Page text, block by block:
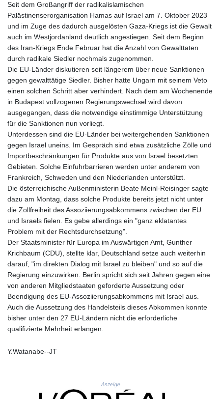
GTQ 8.820244
GYD 241.852202
HKD 9.070596
HNL 30.984681
HRK 7.533703
HTG 151.152612
HUF 363.337748
IDR
20582.920659
ILS 3.468274
IMP 0.859298
IQD
1514.334158
IRR
1590340.758301
ISK 142.611425
JEP 0.859298
JMD 183.585438
JOD 0.819755
JPY 182.105612
KES 147.605987
KGS 101.105674
KHR
4685.298214
KMF 492.519879
KRW
1629.419037
KWD 0.356776
KYD 0.963357
LKR 387.749774
LRD 209.899292
Seit dem Großangriff der radikalislamischen
Palästinenserorganisation Hamas auf Israel am 7. Oktober 2023
und im Zuge des dadurch ausgelösten Gaza-Kriegs ist die Gewalt
auch im Westjordanland deutlich angestiegen. Seit dem Beginn
des Iran-Kriegs Ende Februar hat die Anzahl von Gewalttaten
durch radikale Siedler nochmals zugenommen.
Die EU-Länder diskutieren seit längerem über neue Sanktionen
gegen gewalttätige Siedler. Bisher hatte Ungarn mit seinem Veto
einen solchen Schritt aber verhindert. Nach dem am Wochenende
in Budapest vollzogenen Regierungswechsel wird davon
ausgegangen, dass die notwendige einstimmige Unterstützung
für die Sanktionen nun vorliegt.
Unterdessen sind die EU-Länder bei weitergehenden Sanktionen
gegen Israel uneins. Im Gespräch sind etwa zusätzliche Zölle und
Importbeschränkungen für Produkte aus von Israel besetzten
Gebieten. Solche Einfuhrbarrieren werden unter anderem von
Frankreich, Schweden und den Niederlanden unterstützt.
Die österreichische Außenministerin Beate Meinl-Reisinger sagte
dazu am Montag, dass solche Produkte bereits jetzt nicht unter
die Zollfreiheit des Assoziierungsabkommens zwischen der EU
und Israels fielen. Es gebe allerdings ein "ganz eklatantes
Problem mit der Rechtsdurchsetzung".
Der Staatsminister für Europa im Auswärtigen Amt, Gunther
Krichbaum (CDU), stellte klar, Deutschland setze auch weiterhin
darauf, "im direkten Dialog mit Israel zu bleiben" und so auf die
Regierung einzuwirken. Berlin spricht sich seit Jahren gegen eine
von anderen Mitgliedstaaten geforderte Aussetzung oder
Beendigung des EU-Assoziierungsabkommens mit Israel aus.
Auch die Aussetzung des Handelsteils dieses Abkommen konnte
bisher unter den 27 EU-Ländern nicht die erforderliche
qualifizierte Mehrheit erlangen.
Y.Watanabe--JT
Anzeige